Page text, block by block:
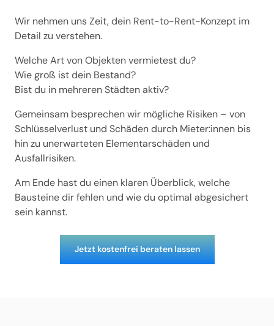
Wir nehmen uns Zeit, dein Rent-to-Rent-Konzept im
Detail zu verstehen.
Welche Art von Objekten vermietest du?
Wie groß ist dein Bestand?
Bist du in mehreren Städten aktiv?
Gemeinsam besprechen wir mögliche Risiken – von
Schlüsselverlust und Schäden durch Mieter:innen bis
hin zu unerwarteten Elementarschäden und
Ausfallrisiken.
Am Ende hast du einen klaren Überblick, welche
Bausteine dir fehlen und wie du optimal abgesichert
sein kannst.
Jetzt kostenfrei beraten lassen